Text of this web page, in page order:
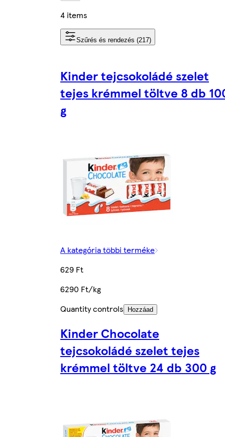
4 items
Szűrés és rendezés (217)
Kinder tejcsokoládé szelet
tejes krémmel töltve 8 db
g
A kategória többi terméke
629 Ft
6290 Ft/kg
Quantity controls
Hozzáad
Kinder Chocolate
tejcsokoládé szelet tejes
krémmel töltve 24 db 300 g